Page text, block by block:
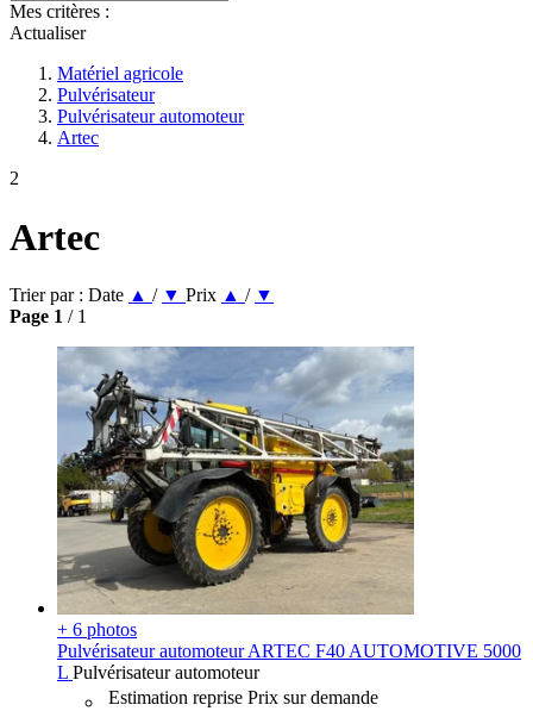
Mes critères :
Actualiser
Matériel agricole
Pulvérisateur
Pulvérisateur automoteur
Artec
2
Artec
Trier par : Date ▲ / ▼ Prix ▲ / ▼
Page 1 / 1
+ 6 photos
Pulvérisateur automoteur ARTEC F40 AUTOMOTIVE 5000
L Pulvérisateur automoteur
Estimation reprise Prix sur demande